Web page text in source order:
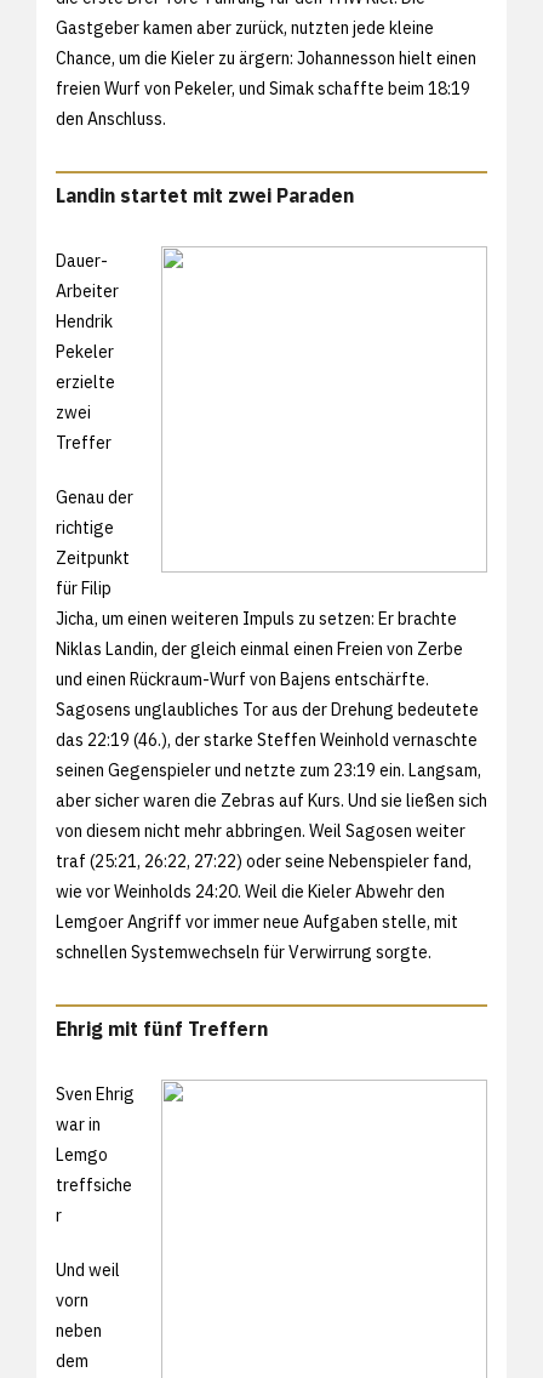
Gastgeber kamen aber zurück, nutzten jede kleine
Chance, um die Kieler zu ärgern: Johannesson hielt einen
freien Wurf von Pekeler, und Simak schaffte beim 18:19
den Anschluss.
Landin startet mit zwei Paraden
Dauer-
Arbeiter
Hendrik
Pekeler
erzielte
zwei
Treffer
Genau der
richtige
Zeitpunkt
für Filip
Jicha, um einen weiteren Impuls zu setzen: Er brachte
Niklas Landin, der gleich einmal einen Freien von Zerbe
und einen Rückraum-Wurf von Bajens entschärfte.
Sagosens unglaubliches Tor aus der Drehung bedeutete
das 22:19 (46.), der starke Steffen Weinhold vernaschte
seinen Gegenspieler und netzte zum 23:19 ein. Langsam,
aber sicher waren die Zebras auf Kurs. Und sie ließen sich
von diesem nicht mehr abbringen. Weil Sagosen weiter
traf (25:21, 26:22, 27:22) oder seine Nebenspieler fand,
wie vor Weinholds 24:20. Weil die Kieler Abwehr den
Lemgoer Angriff vor immer neue Aufgaben stelle, mit
schnellen Systemwechseln für Verwirrung sorgte.
Ehrig mit fünf Treffern
Sven Ehrig
war in
Lemgo
treffsiche
r
Und weil
vorn
neben
dem